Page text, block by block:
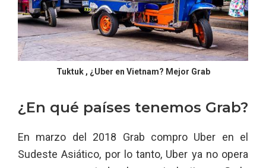
Tuktuk , ¿Uber en Vietnam? Mejor Grab
¿En qué países tenemos Grab?
En marzo del 2018 Grab compro Uber en el
Sudeste Asiático, por lo tanto, Uber ya no opera